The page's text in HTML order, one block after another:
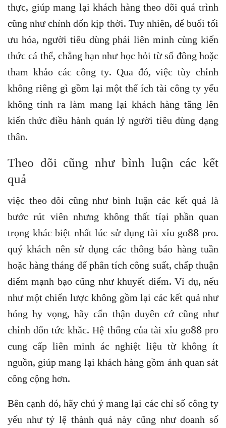
thực, giúp mang lại khách hàng theo dõi quá trình
cũng như chỉnh dốn kịp thời. Tuy nhiên, để buổi tối
ưu hóa, người tiêu dùng phải liên minh cùng kiến
thức cá thể, chẳng hạn như học hỏi từ số đông hoặc
tham khảo các công ty. Qua đó, việc tùy chỉnh
không riêng gì gồm lại một thể ích tài công ty yếu
không tính ra làm mang lại khách hàng tăng lên
kiến thức điều hành quản lý người tiêu dùng dạng
thân.
Theo dõi cũng như bình luận các kết
quả
việc theo dõi cũng như bình luận các kết quả là
bước rút viên nhưng không thất tíại phần quan
trọng khác biệt nhất lúc sử dụng tài xỉu go88 pro.
quý khách nên sử dụng các thông báo hàng tuần
hoặc hàng tháng để phân tích công suất, chấp thuận
điểm mạnh bạo cũng như khuyết điểm. Ví dụ, nếu
như một chiến lược không gồm lại các kết quả như
hóng hy vọng, hãy cẩn thận duyên cớ cũng như
chỉnh dốn tức khắc. Hệ thống của tài xỉu go88 pro
cung cấp liên minh ác nghiệt liệu từ không ít
nguồn, giúp mang lại khách hàng gồm ánh quan sát
công cộng hơn.
Bên cạnh đó, hãy chú ý mang lại các chỉ số công ty
yếu như tỷ lệ thành quả này cũng như doanh số